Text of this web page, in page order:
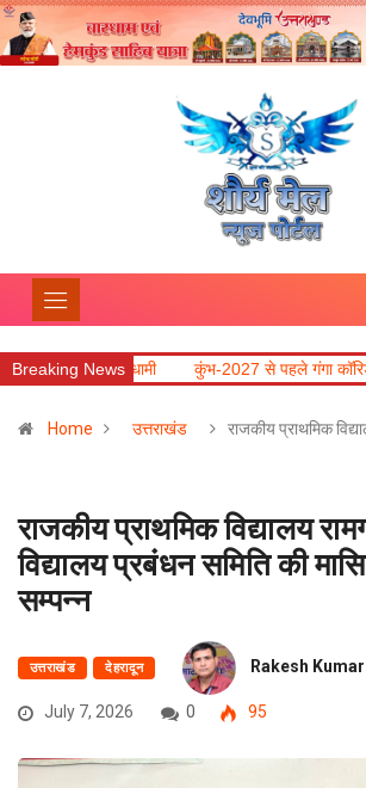
Breaking Newsकुंभ-2027 से पहले गंगा कॉरिडोर समेत बड़ी
Home उत्तराखंड राजकीय प्राथमिक
राजकीय प्राथमिक विद्यालय
विद्यालय प्रबंधन समिति की
सम्पन्न
उत्तराखंड देहरादून Rakesh
July 7, 2026 0 95